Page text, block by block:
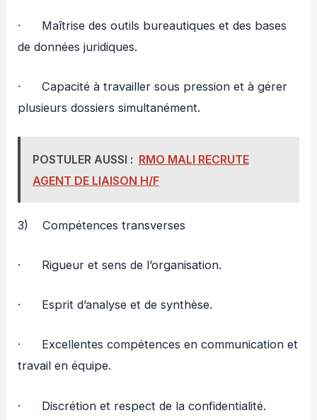
· Maîtrise des outils bureautiques et des bases
de données juridiques.
· Capacité à travailler sous pression et à gérer
plusieurs dossiers simultanément.
POSTULER AUSSI : RMO MALI RECRUTE
AGENT DE LIAISON H/F
3) Compétences transverses
· Rigueur et sens de l’organisation.
· Esprit d’analyse et de synthèse.
· Excellentes compétences en communication et
travail en équipe.
· Discrétion et respect de la confidentialité.